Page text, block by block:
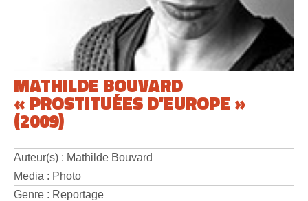
MATHILDE BOUVARD
« PROSTITUÉES D'EUROPE »
(2009)
Auteur(s) : Mathilde Bouvard
Media : Photo
Genre : Reportage